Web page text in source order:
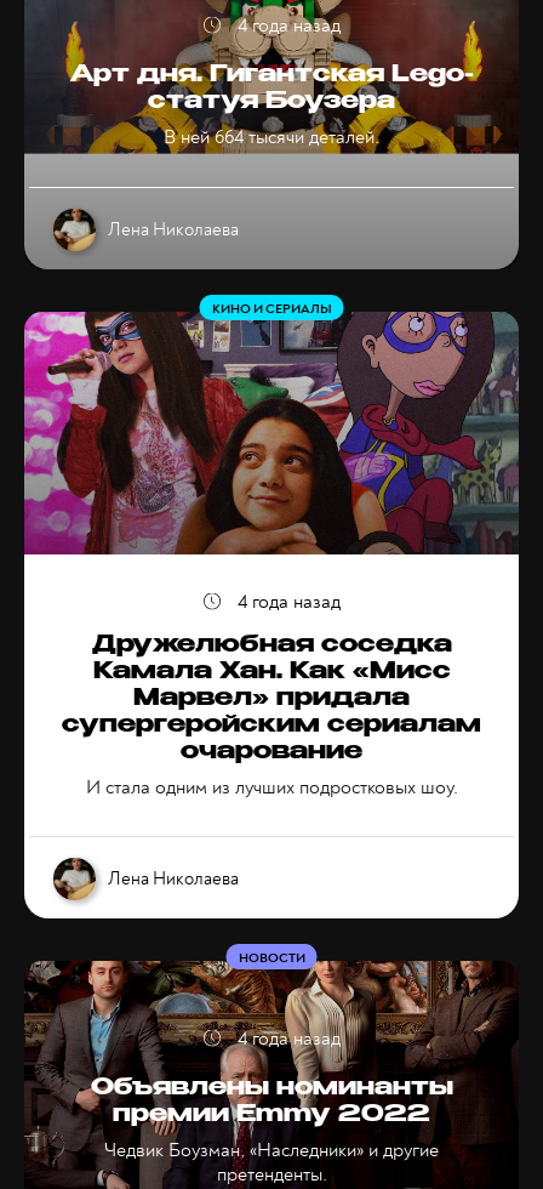
Арт дня. Гигантская Lego-
статуя Боузера
В ней 664 тысячи деталей.
Лена Николаева
4 года назад
Дружелюбная соседка
Камала Хан. Как «Мисс
Марвел» придала
супергеройским сериалам
очарование
И стала одним из лучших подростковых шоу.
КИНО И СЕРИАЛЫ
Лена Николаева
4 года назад
Объявлены номинанты
премии Emmy 2022
Чедвик Боузман, «Наследники» и другие
претенденты.
НОВОСТИ
4 года назад